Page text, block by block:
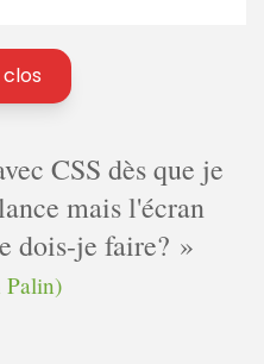
CSS dès que je
mais l'écran
dois-je faire?
Palin)